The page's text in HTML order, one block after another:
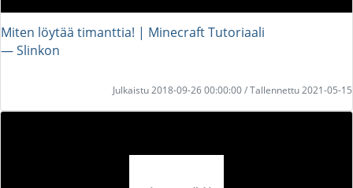
Miten löytää timanttia! | Minecraft Tutoriaali
― Slinkon
Julkaistu 2018-09-26 00:00:00 / Tallennettu 2021-05-15